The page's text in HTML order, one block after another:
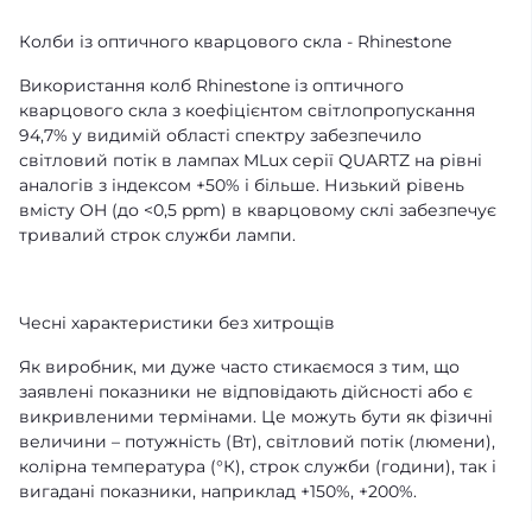
Колби із оптичного кварцового скла - Rhinestone
Використання колб Rhinestone із оптичного
кварцового скла з коефіцієнтом світлопропускання
94,7% у видимій області спектру забезпечило
світловий потік в лампах MLux серії QUARTZ на рівні
аналогів з індексом +50% і більше. Низький рівень
вмісту OH (до <0,5 ppm) в кварцовому склі забезпечує
тривалий строк служби лампи.
Чесні характеристики без хитрощів
Як виробник, ми дуже часто стикаємося з тим, що
заявлені показники не відповідають дійсності або є
викривленими термінами. Це можуть бути як фізичні
величини – потужність (Вт), світловий потік (люмени),
колірна температура (°К), строк служби (години), так і
вигадані показники, наприклад +150%, +200%.